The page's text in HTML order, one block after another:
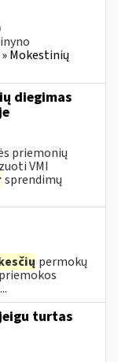
Mokestinių
diegimas
priemonių
VMI
sprendimų
permokų
turtas